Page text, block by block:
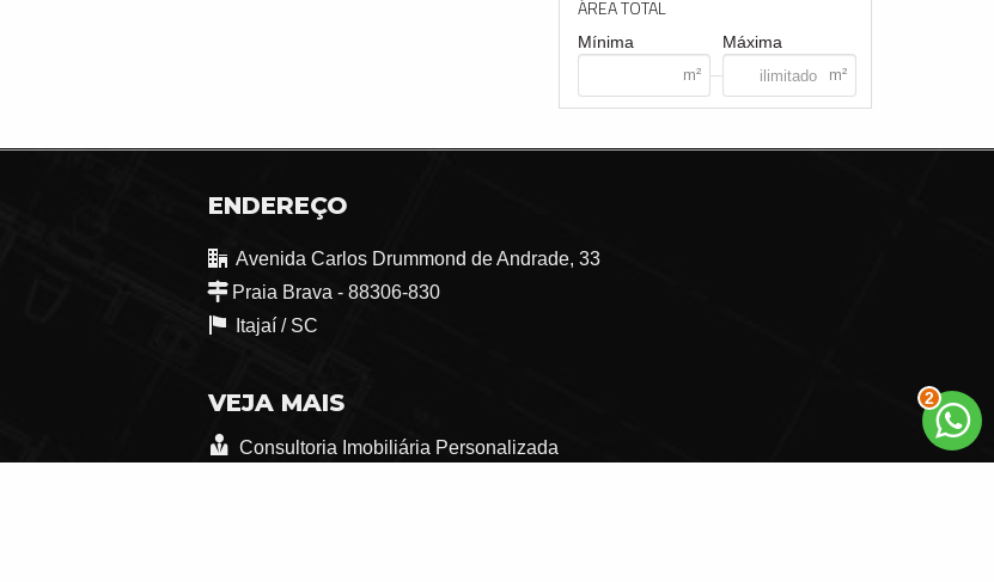
ÁREA TOTAL
Mínima Máxima
ENDEREÇO
Avenida Carlos Drummond de Andrade, 33
Praia Brava - 88306-830
Itajaí / SC
VEJA MAIS
Consultoria Imobiliária Personalizada
2